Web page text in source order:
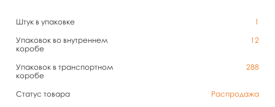
Штук в упаковке
1
Упаковок во внутреннем
коробе
12
Упаковок в транспортном
коробе
288
Статус товара
Распродажа